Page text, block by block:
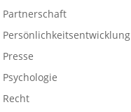
Partnerschaft
Persönlichkeitsentwicklung
Presse
Psychologie
Recht